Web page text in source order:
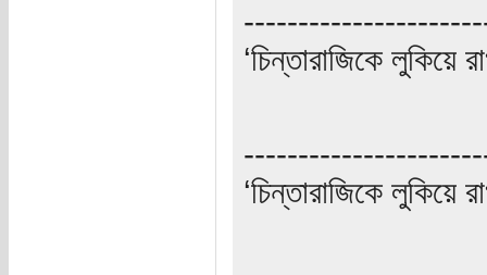
‘চিন্তারাজিকে লুকিয়ে
‘চিন্তারাজিকে লুকিয়ে